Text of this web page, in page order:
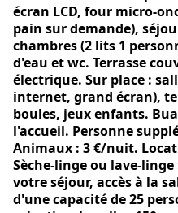
écran LCD, four micro-
pain sur demande),
chambres (2 lits 1
d'eau et wc. Terrasse
électrique. Sur place :
internet, grand écran),
boules, jeux enfants.
l'accueil. Personne
Animaux : 3 €/nuit.
Sèche-linge ou lave-
votre séjour, accès à la
d'une capacité de 25